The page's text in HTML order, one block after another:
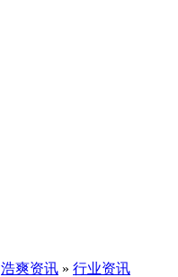
浩爽资讯 » 行业资讯